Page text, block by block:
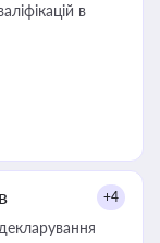
в
+4